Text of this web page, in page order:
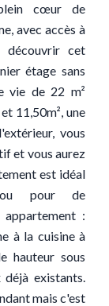
cœur de
avec accès à
découvrir cet
étage sans
vie de 22 m²
11,50m², une
vous
et vous aurez
est idéal
ou pour de
:
à la cuisine à
hauteur sous
existants.
mais c'est